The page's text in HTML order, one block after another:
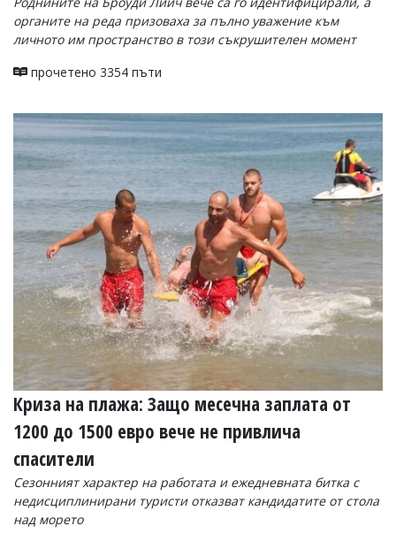
органите на реда призоваха за пълно уважение към
личното им пространство в този съкрушителен момент
прочетено 3354 пъти
Криза на плажа: Защо месечна заплата от
1200 до 1500 евро вече не привлича
спасители
Сезонният характер на работата и ежедневната битка с
недисциплинирани туристи отказват кандидатите от стола
над морето